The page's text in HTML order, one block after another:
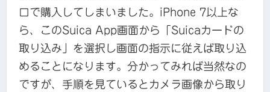
口で購入してしまいました。iPhone 7以上な
ら、このSuica App画面から「Suicaカードの
取り込み」を選択し画面の指示に従えば取り込
めることになります。分かってみれば当然なの
ですが、手順を見ているとカメラ画像から取り